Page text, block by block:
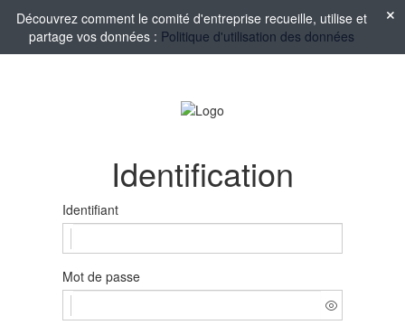
Découvrez comment le comité d'entreprise recueille, utilise et
partage vos données : Politique d'utilisation des données
Identification
Identifiant
Mot de passe